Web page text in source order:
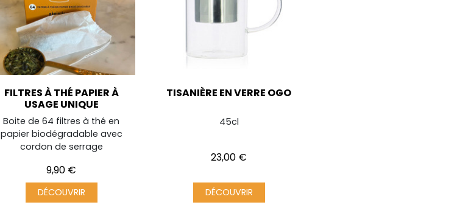
FILTRES À THÉ PAPIER À
USAGE UNIQUE
Boite de 64 filtres à thé en
papier biodégradable avec
cordon de serrage
Prix
9,90 €
DÉCOUVRIR
TISANIÈRE EN VERRE OGO
45cl
Prix
23,00 €
DÉCOUVRIR